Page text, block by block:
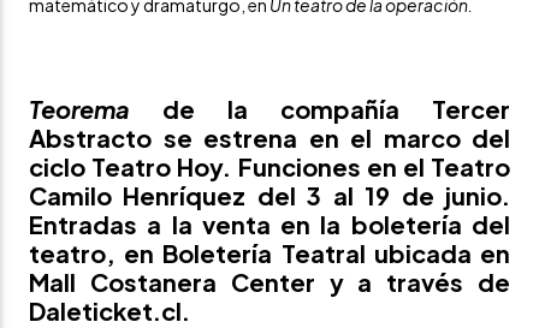
matemático y dramaturgo, en Un teatro de la operación.
Teorema de la compañía Tercer
Abstracto se estrena en el marco del
ciclo Teatro Hoy. Funciones en el Teatro
Camilo Henríquez del 3 al 19 de junio.
Entradas a la venta en la boletería del
teatro, en Boletería Teatral ubicada en
Mall Costanera Center y a través de
Daleticket.cl.